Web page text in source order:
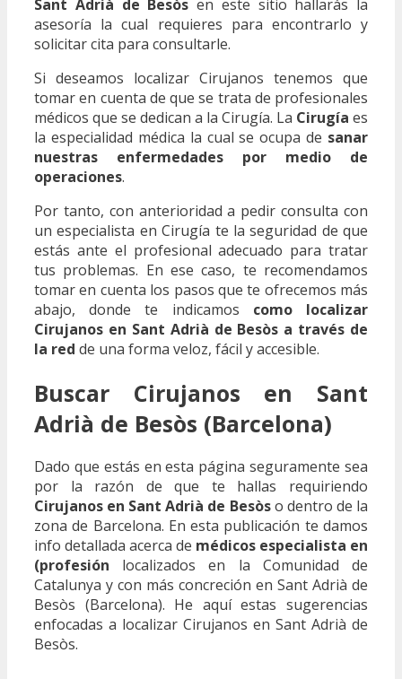
Sant Adrià de Besòs en este sitio hallarás la
asesoría la cual requieres para encontrarlo y
solicitar cita para consultarle.
Si deseamos localizar Cirujanos tenemos que
tomar en cuenta de que se trata de profesionales
médicos que se dedican a la Cirugía. La Cirugía es
la especialidad médica la cual se ocupa de sanar
nuestras enfermedades por medio de
operaciones.
Por tanto, con anterioridad a pedir consulta con
un especialista en Cirugía te la seguridad de que
estás ante el profesional adecuado para tratar
tus problemas. En ese caso, te recomendamos
tomar en cuenta los pasos que te ofrecemos más
abajo, donde te indicamos como localizar
Cirujanos en Sant Adrià de Besòs a través de
la red de una forma veloz, fácil y accesible.
Buscar Cirujanos en Sant
Adrià de Besòs (Barcelona)
Dado que estás en esta página seguramente sea
por la razón de que te hallas requiriendo
Cirujanos en Sant Adrià de Besòso dentro de la
zona de Barcelona. En esta publicación te damos
info detallada acerca de médicos especialista en
(profesión localizados en la Comunidad de
Catalunya y con más concreción en Sant Adrià de
Besòs (Barcelona). He aquí estas sugerencias
enfocadas a localizar Cirujanos en Sant Adrià de
Besòs.